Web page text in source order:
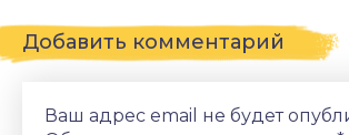
Добавить комментарий
Ваш адрес email не будет